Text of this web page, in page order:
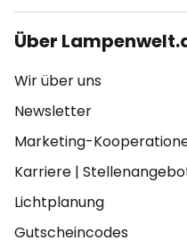
Über
Wir über uns
Newsletter
Marketing-
Karriere |
Lichtplanung
Gutscheincodes